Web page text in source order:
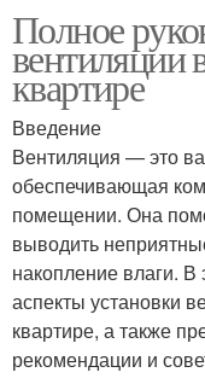
Полное
вентиляции
квартире
Введение
Вентиляция — это
обеспечивающая
помещении. Она
выводить
накопление влаги.
аспекты установки
квартире, а также
рекомендации и